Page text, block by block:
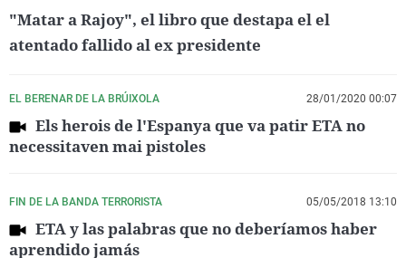
"Matar a Rajoy", el libro que destapa el el
atentado fallido al ex presidente
EL BERENAR DE LA BRÚIXOLA 28/01/2020 00:07
Els herois de l'Espanya que va patir ETA no
necessitaven mai pistoles
FIN DE LA BANDA TERRORISTA 05/05/2018 13:10
ETA y las palabras que no deberíamos haber
aprendido jamás